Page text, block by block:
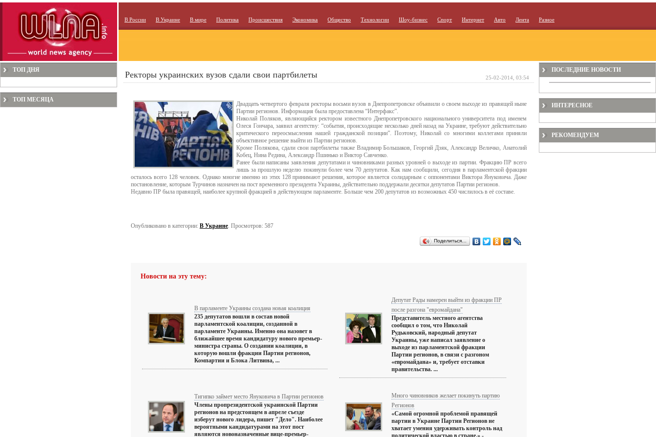
В России В Украине В мире Политика Происшествия Экономика Общество Технологии Шоу-бизнес Спорт Интернет Авто Лента Разное
ТОП ДНЯ
ТОП МЕСЯЦА
Ректоры украинских вузов сдали свои партбилеты
Двадцать четвертого февраля ректоры восьми вузов в Днепропетровске объявили о своем выходе из правящей ныне
Партии регионов. Информация была предоставлена “Интерфакс”.
Николай Поляков, являющийся ректором известного Днепропетровского национального университета под именем
Олеся Гончара, заявил агентству: “события, происходящие несколько дней назад на Украине, требуют действительно
критического переосмысления нашей гражданской позиции”. Поэтому, Николай со многими коллегами приняли
объективное решение выйти из Партии регионов.
Кроме Полякова, сдали свои партбилеты также Владимир Большаков, Георгий Дзяк, Александр Величко, Анатолий
Кобец, Нина Редина, Александр Пшинько и Виктор Савченко.
Ранее были написаны заявления депутатами и чиновниками разных уровней о выходе из партии. Фракцию ПР всего
лишь за прошлую неделю покинули более чем 70 депутатов. Как нам сообщили, сегодня в парламентской фракции
осталось всего 128 человек. Однако многие именно из этих 128 принимают решения, которое является солидарным с оппонентами Виктора Януковича. Даже
постановление, которым Турчинов назначен на пост временного президента Украины, действительно поддержали десятки депутатов Партии регионов.
Недавно ПР была правящей, наиболее крупной фракцией в действующем парламенте. Больше чем 200 депутатов из возможных 450 числилось в её составе.
Опубликовано в категории: В Украине. Просмотров: 587
Поделиться…
Новости на эту тему:
В парламенте Украины создана новая коалиция
235 депутатов вошли в состав новой
парламентской коалиции, созданной в
парламенте Украины. Именно она назовет в
ближайшее время кандидатуру нового премьер-
министра страны. О создании коалиции, в
которую вошли фракции Партии регионов,
Компартии и Блока Литвина, ...
Депутат Рады намерен выйти из фракции ПР
после разгона "евромайдана"
Представитель местного агентства
сообщил о том, что Николай
Рудьковский, народный депутат
Украины, уже написал заявление о
выходе из парламентской фракции
Партии регионов, в связи с разгоном
«евромайдана» и, требует отставки
правительства. ...
Тигипко займет место Януковича в Партии регионов
Члены пропрезидентской украинской Партии
регионов на предстоящем в апреле съезде
изберут нового лидера, пишет "Дело". Наиболее
вероятными кандидатурами на этот пост
являются новоназначенные вице-премьер-
Много чиновников желает покинуть партию
Регионов
«Самой огромной проблемой правящей
партии в Украине Партии Регионов не
хватает умения удерживать контроль над
политической властью в стране.» -
25-02-2014, 03:54
ПОСЛЕДНИЕ НОВОСТИ
ИНТЕРЕСНОЕ
РЕКОМЕНДУЕМ